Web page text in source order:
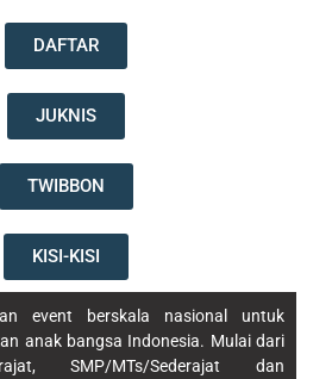
DAFTAR
JUKNIS
TWIBBON
KISI-KISI
event berskala nasional untuk
anak bangsa Indonesia. Mulai dari
SMP/MTs/Sederajat dan